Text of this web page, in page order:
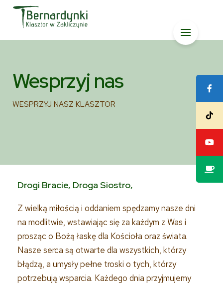
Skip
Wesprzyj nas
WESPRZYJ NASZ KLASZTOR
Drogi Bracie, Droga Siostro,
Z wielką miłością i oddaniem spędzamy nasze dni
na modlitwie, wstawiając się za każdym z Was i
prosząc o Bożą łaskę dla Kościoła oraz świata.
Nasze serca są otwarte dla wszystkich, którzy
błądzą, a umysły pełne troski o tych, którzy
potrzebują wsparcia. Każdego dnia przyjmujemy